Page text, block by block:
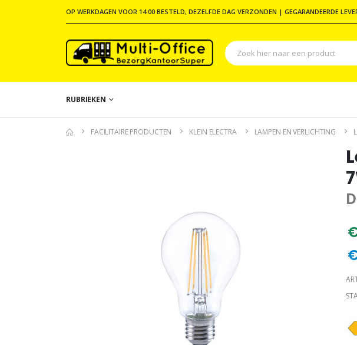
OP WERKDAGEN VOOR 14:00 BESTELD, DEZELFDE DAG VERZONDEN | GEGARANDEERDE
RUBRIEKEN
FACILITAIRE PRODUCTEN KLEIN ELECTRA LAMPEN EN VERLICHTING